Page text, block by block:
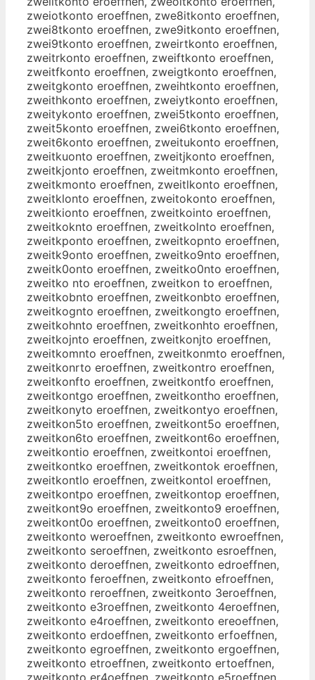
zweiotkonto eroeffnen, zwe8itkonto eroeffnen,
zwei8tkonto eroeffnen, zwe9itkonto eroeffnen,
zwei9tkonto eroeffnen, zweirtkonto eroeffnen,
zweitrkonto eroeffnen, zweiftkonto eroeffnen,
zweitfkonto eroeffnen, zweigtkonto eroeffnen,
zweitgkonto eroeffnen, zweihtkonto eroeffnen,
zweithkonto eroeffnen, zweiytkonto eroeffnen,
zweitykonto eroeffnen, zwei5tkonto eroeffnen,
zweit5konto eroeffnen, zwei6tkonto eroeffnen,
zweit6konto eroeffnen, zweitukonto eroeffnen,
zweitkuonto eroeffnen, zweitjkonto eroeffnen,
zweitkjonto eroeffnen, zweitmkonto eroeffnen,
zweitkmonto eroeffnen, zweitlkonto eroeffnen,
zweitklonto eroeffnen, zweitokonto eroeffnen,
zweitkionto eroeffnen, zweitkointo eroeffnen,
zweitkoknto eroeffnen, zweitkolnto eroeffnen,
zweitkponto eroeffnen, zweitkopnto eroeffnen,
zweitk9onto eroeffnen, zweitko9nto eroeffnen,
zweitk0onto eroeffnen, zweitko0nto eroeffnen,
zweitko nto eroeffnen, zweitkon to eroeffnen,
zweitkobnto eroeffnen, zweitkonbto eroeffnen,
zweitkognto eroeffnen, zweitkongto eroeffnen,
zweitkohnto eroeffnen, zweitkonhto eroeffnen,
zweitkojnto eroeffnen, zweitkonjto eroeffnen,
zweitkomnto eroeffnen, zweitkonmto eroeffnen,
zweitkonrto eroeffnen, zweitkontro eroeffnen,
zweitkonfto eroeffnen, zweitkontfo eroeffnen,
zweitkontgo eroeffnen, zweitkontho eroeffnen,
zweitkonyto eroeffnen, zweitkontyo eroeffnen,
zweitkon5to eroeffnen, zweitkont5o eroeffnen,
zweitkon6to eroeffnen, zweitkont6o eroeffnen,
zweitkontio eroeffnen, zweitkontoi eroeffnen,
zweitkontko eroeffnen, zweitkontok eroeffnen,
zweitkontlo eroeffnen, zweitkontol eroeffnen,
zweitkontpo eroeffnen, zweitkontop eroeffnen,
zweitkont9o eroeffnen, zweitkonto9 eroeffnen,
zweitkont0o eroeffnen, zweitkonto0 eroeffnen,
zweitkonto weroeffnen, zweitkonto ewroeffnen,
zweitkonto seroeffnen, zweitkonto esroeffnen,
zweitkonto deroeffnen, zweitkonto edroeffnen,
zweitkonto feroeffnen, zweitkonto efroeffnen,
zweitkonto reroeffnen, zweitkonto 3eroeffnen,
zweitkonto e3roeffnen, zweitkonto 4eroeffnen,
zweitkonto e4roeffnen, zweitkonto ereoeffnen,
zweitkonto erdoeffnen, zweitkonto erfoeffnen,
zweitkonto egroeffnen, zweitkonto ergoeffnen,
zweitkonto etroeffnen, zweitkonto ertoeffnen,
zweitkonto er4oeffnen, zweitkonto e5roeffnen,